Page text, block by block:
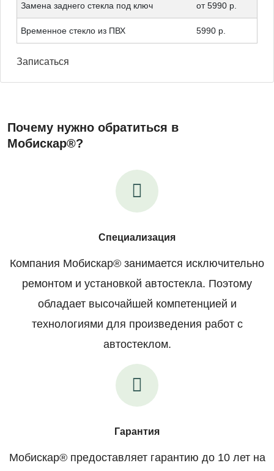
Замена заднего стекла под ключ от 5990 р.
Временное стекло из ПВХ 5990 р.
Записаться
Почему нужно обратиться в
Мобискар®?
Специализация
Компания Мобискар® занимается исключительно
ремонтом и установкой автостекла. Поэтому
обладает высочайшей компетенцией и
технологиями для произведения работ с
автостеклом.
Гарантия
Мобискар® предоставляет гарантию до 10 лет на